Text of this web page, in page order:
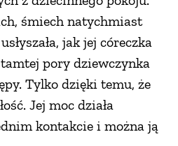
śmiech natychmiast
jak jej córeczka
pory dziewczynka
Tylko dzięki temu, że
Jej moc działa
kontakcie i można ją